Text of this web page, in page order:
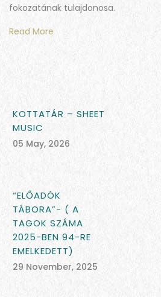
fokozatának tulajdonosa.
Read More
KOTTATÁR – SHEET
MUSIC
05 May, 2026
“ELŐADÓK
TÁBORA”- ( A
TAGOK SZÁMA
2025-BEN 94-RE
EMELKEDETT)
29 November, 2025